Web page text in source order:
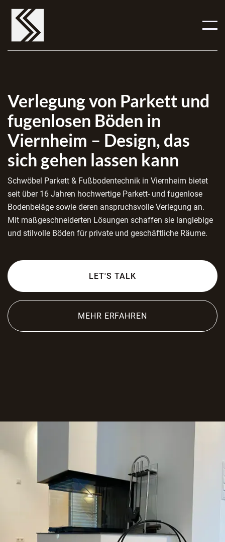
Verlegung von Parkett und
fugenlosen Böden in
Viernheim – Design, das
sich gehen lassen kann
Schwöbel Parkett & Fußbodentechnik in Viernheim bietet
seit über 16 Jahren hochwertige Parkett- und fugenlose
Bodenbeläge sowie deren anspruchsvolle Verlegung an.
Mit maßgeschneiderten Lösungen schaffen sie langlebige
und stilvolle Böden für private und geschäftliche Räume.
LET'S TALK
MEHR ERFAHREN